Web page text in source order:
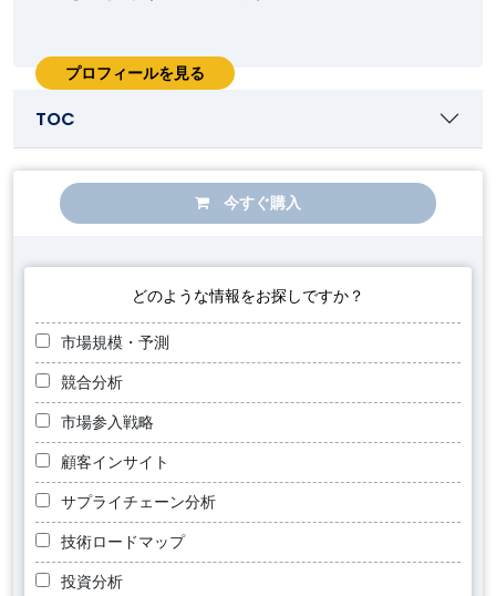
プロフィールを見る
TOC
今すぐ購入
どのような情報をお探しですか？
市場規模・予測
競合分析
市場参入戦略
顧客インサイト
サプライチェーン分析
技術ロードマップ
投資分析